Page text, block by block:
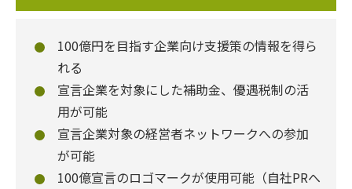
100億円を目指す企業向け支援策の情報を得ら
れる
宣言企業を対象にした補助金、優遇税制の活
用が可能
宣言企業対象の経営者ネットワークへの参加
が可能
100億宣言のロゴマークが使用可能（自社PRへ